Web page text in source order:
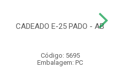
CADEADO E-25 PADO - AB
Código: 5695
Embalagem: PC